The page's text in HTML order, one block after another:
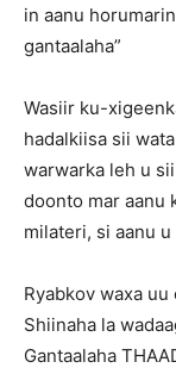
in aanu
gantaalaha”
Wasiir ku-
hadalkiisa sii
warwarka leh u
doonto mar aanu
milateri, si aanu
Ryabkov waxa
Shiinaha la
Gantaalaha